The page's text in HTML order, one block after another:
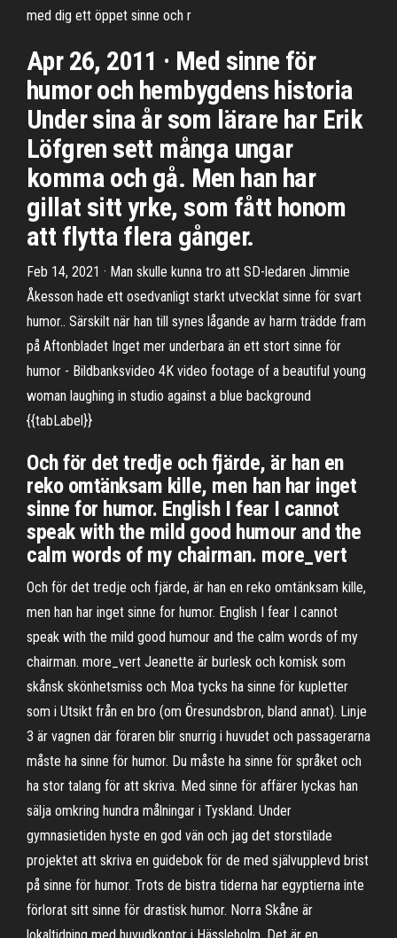
med dig ett öppet sinne och r
Apr 26, 2011 · Med sinne för
humor och hembygdens historia
Under sina år som lärare har Erik
Löfgren sett många ungar
komma och gå. Men han har
gillat sitt yrke, som fått honom
att flytta flera gånger.
Feb 14, 2021 · Man skulle kunna tro att SD-ledaren Jimmie
Åkesson hade ett osedvanligt starkt utvecklat sinne för svart
humor.. Särskilt när han till synes lågande av harm trädde fram
på Aftonbladet Inget mer underbara än ett stort sinne för
humor - Bildbanksvideo 4K video footage of a beautiful young
woman laughing in studio against a blue background
{{tabLabel}}
Och för det tredje och fjärde, är han en
reko omtänksam kille, men han har inget
sinne for humor. English I fear I cannot
speak with the mild good humour and the
calm words of my chairman. more_vert
Och för det tredje och fjärde, är han en reko omtänksam kille,
men han har inget sinne for humor. English I fear I cannot
speak with the mild good humour and the calm words of my
chairman. more_vert Jeanette är burlesk och komisk som
skånsk skönhetsmiss och Moa tycks ha sinne för kupletter
som i Utsikt från en bro (om Öresundsbron, bland annat). Linje
3 är vagnen där föraren blir snurrig i huvudet och passagerarna
måste ha sinne för humor. Du måste ha sinne för språket och
ha stor talang för att skriva. Med sinne för affärer lyckas han
sälja omkring hundra målningar i Tyskland. Under
gymnasietiden hyste en god vän och jag det storstilade
projektet att skriva en guidebok för de med självupplevd brist
på sinne för humor. Trots de bistra tiderna har egyptierna inte
förlorat sitt sinne för drastisk humor. Norra Skåne är